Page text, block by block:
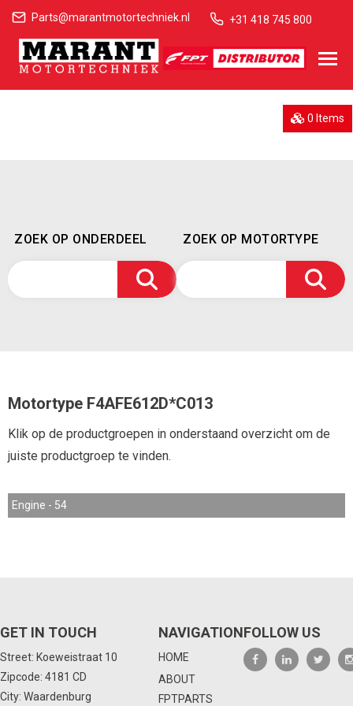
Parts@marantmotortechniek.nl +31 418 745 800
0 Items
ZOEK OP ONDERDEEL ZOEK OP MOTORTYPE
Motortype F4AFE612D*C013
Klik op de productgroepen in onderstaand overzicht om de
juiste productgroep te vinden.
Engine - 54
GET IN TOUCH
Street: Koeweistraat 10
Zipcode: 4181 CD
City: Waardenburg
NAVIGATION
HOME
ABOUT
FPTPARTS
FOLLOW US